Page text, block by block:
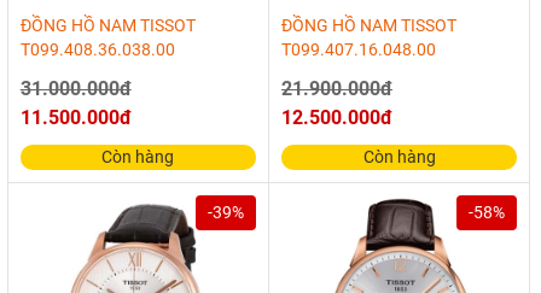
ĐỒNG HỒ NAM TISSOT
T099.408.36.038.00
31.000.000đ
11.500.000đ
Còn hàng
ĐỒNG HỒ NAM TISSOT
T099.407.16.048.00
21.900.000đ
12.500.000đ
Còn hàng
-39% -58%